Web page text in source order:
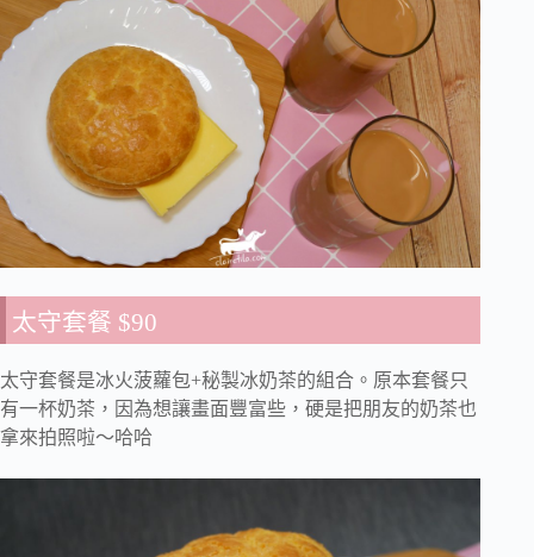
太守套餐 $90
太守套餐是冰火菠蘿包+秘製冰奶茶的組合。原本套餐只
有一杯奶茶，因為想讓畫面豐富些，硬是把朋友的奶茶也
拿來拍照啦～哈哈